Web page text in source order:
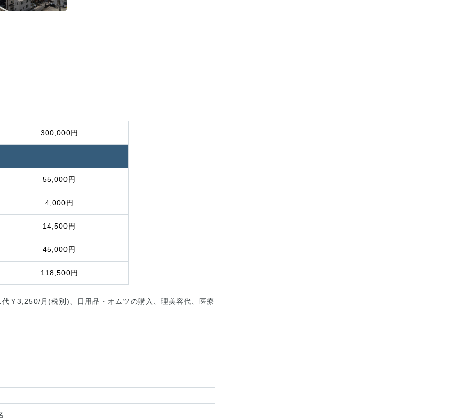
300,000円
55,000円
4,000円
14,500円
45,000円
118,500円
￥3,250/月(税別)、日用品・オムツの購入、理美容代、医療